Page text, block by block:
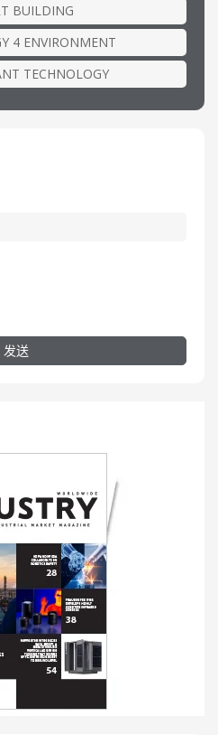
BUILDING
4 ENVIRONMENT
TECHNOLOGY
发送